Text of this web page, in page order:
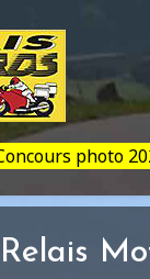
photo
Relais